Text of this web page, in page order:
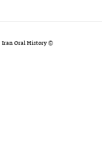
© Copyright 2020 -
Iran Oral History